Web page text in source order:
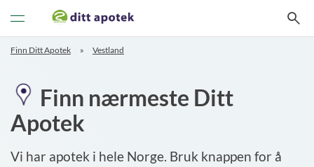
Veksle
Finn Ditt Apotek Vestland
Finn nærmeste Ditt
Apotek
Vi har apotek i hele Norge. Bruk knappen for å